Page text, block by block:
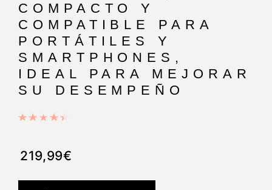
COMPACTO Y
COMPATIBLE PARA
PORTÁTILES Y
SMARTPHONES,
IDEAL PARA MEJORAR
SU DESEMPEÑO
219,99€